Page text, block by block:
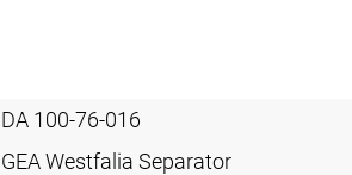
DA 100-76-016
GEA Westfalia Separator